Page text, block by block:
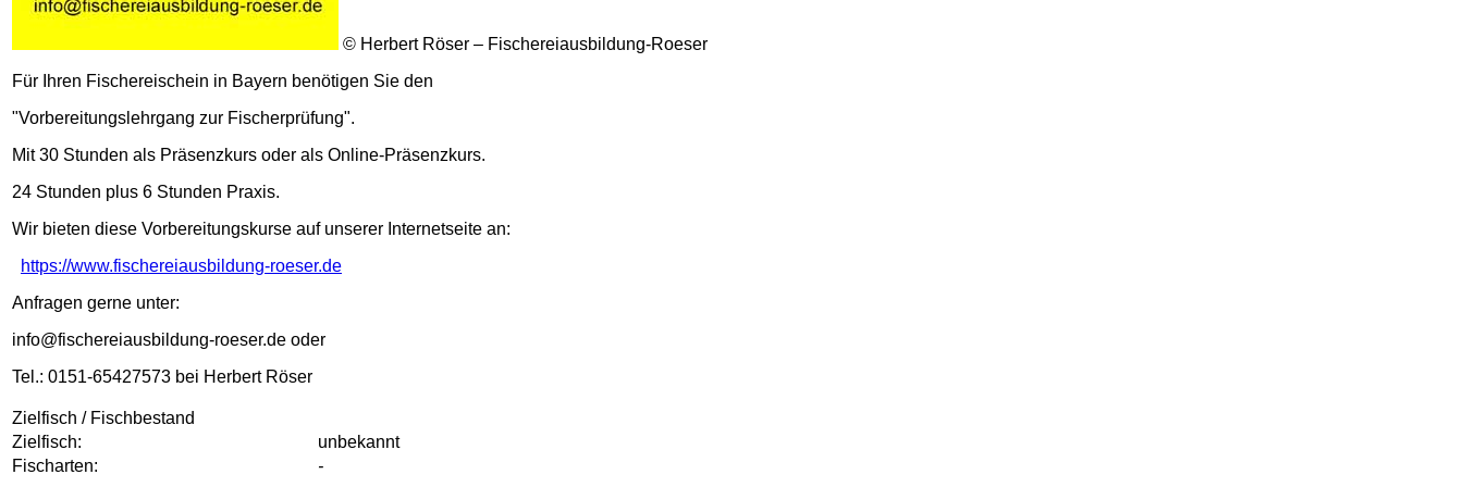
© Herbert Röser – Fischereiausbildung-Roeser
Für Ihren Fischereischein in Bayern benötigen Sie den
"Vorbereitungslehrgang zur Fischerprüfung".
Mit 30 Stunden als Präsenzkurs oder als Online-Präsenzkurs.
24 Stunden plus 6 Stunden Praxis.
Wir bieten diese Vorbereitungskurse auf unserer Internetseite an:
https://www.fischereiausbildung-roeser.de
Anfragen gerne unter:
info@fischereiausbildung-roeser.de oder
Tel.: 0151-65427573 bei Herbert Röser
Zielfisch / Fischbestand
Zielfisch:
unbekannt
Fischarten:
-